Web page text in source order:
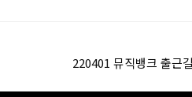
220401 뮤직뱅크 출근